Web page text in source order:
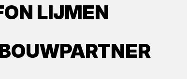
LIJMEN